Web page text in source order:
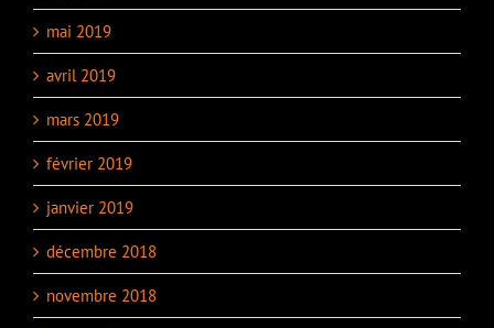
mai 2019
avril 2019
mars 2019
février 2019
janvier 2019
décembre 2018
novembre 2018